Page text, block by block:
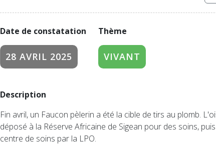
Date de constatation
28 AVRIL 2025
Thème
VIVANT
Description
Fin avril, un Faucon pèlerin a été la cible de tirs au plomb.
déposé à la Réserve Africaine de Sigean pour des soins,
centre de soins par la LPO.